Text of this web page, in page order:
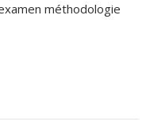
méthodologie